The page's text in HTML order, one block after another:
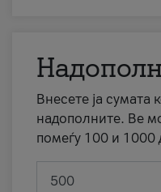
Внесете ја сумата
надополните. Ве
помеѓу 100 и 1000